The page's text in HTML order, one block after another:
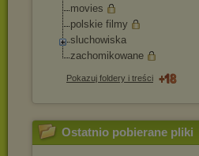
movies
polskie filmy
sluchowiska
zachomikowane
Pokazuj foldery i treści
Ostatnio pobierane pliki